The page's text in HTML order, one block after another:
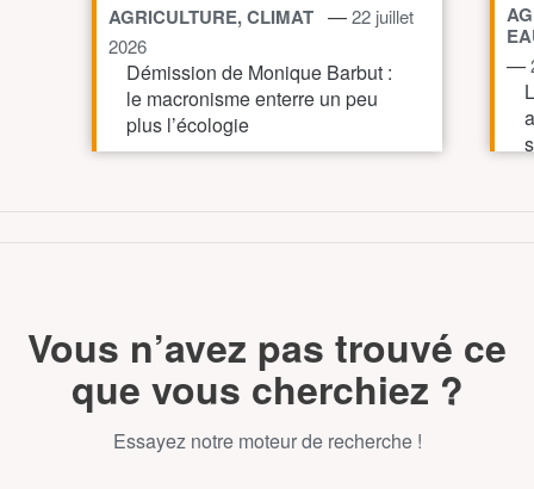
AGRICULTURE, CLIMAT —22 juillet
2026
Démission de Monique Barbut :
le macronisme enterre un peu
plus l’écologie
—
Vous n’avez pas trouvé ce
que vous cherchiez ?
Essayez notre moteur de recherche !